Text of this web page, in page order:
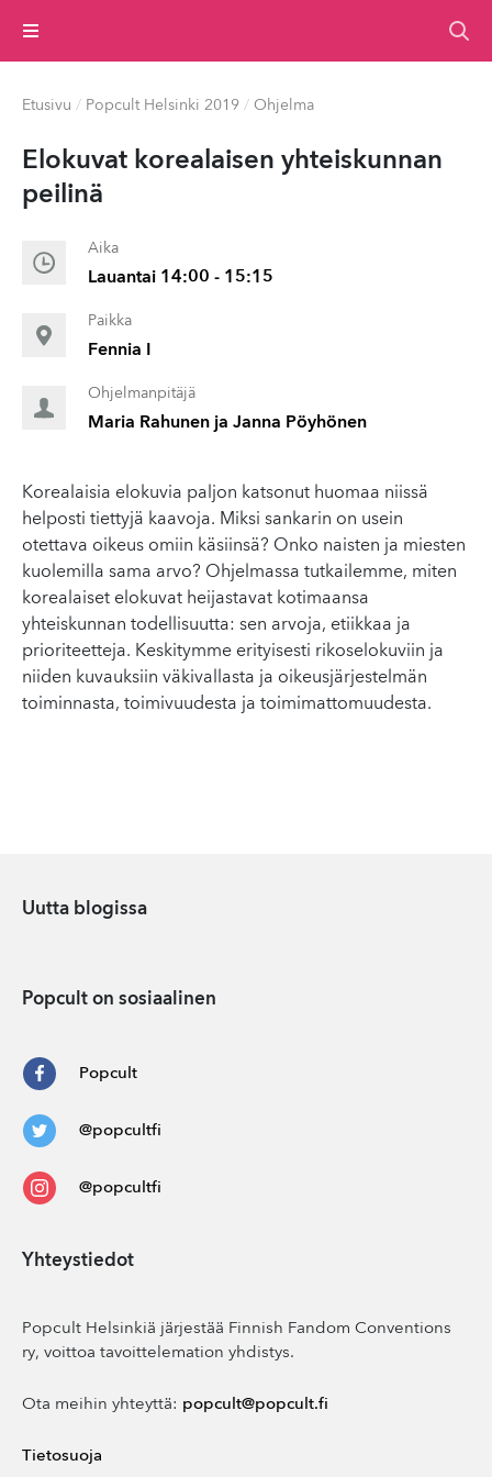
Valikko
Etusivu / Popcult Helsinki 2019 / Ohjelma
Elokuvat korealaisen yhteiskun­nan
peilinä
Aika
Lauantai 14:00 - 15:15
Paikka
Fennia I
Ohjelmanpitäjä
Maria Rahunen ja Janna Pöyhönen
Korealaisia elokuvia paljon katsonut huomaa niissä
helposti tiettyjä kaavoja. Miksi sankarin on usein
otettava oikeus omiin käsiinsä? Onko naisten ja miesten
kuolemilla sama arvo? Ohjelmassa tutkailemme, miten
korealaiset elokuvat heijastavat kotimaansa
yhteiskunnan todellisuutta: sen arvoja, etiikkaa ja
prioriteetteja. Keskitymme erityisesti rikoselokuviin ja
niiden kuvauksiin väkivallasta ja oikeusjärjestelmän
toiminnasta, toimivuudesta ja toimimattomuudesta.
Uutta blogissa
Popcult on sosiaalinen
Popcult
@popcultfi
@popcultfi
Yhteystiedot
Popcult Helsinkiä järjestää Finnish Fandom Conventions
ry, voittoa tavoittelemation yhdistys.
Ota meihin yhteyttä: popcult@popcult.fi
Tietosuoja